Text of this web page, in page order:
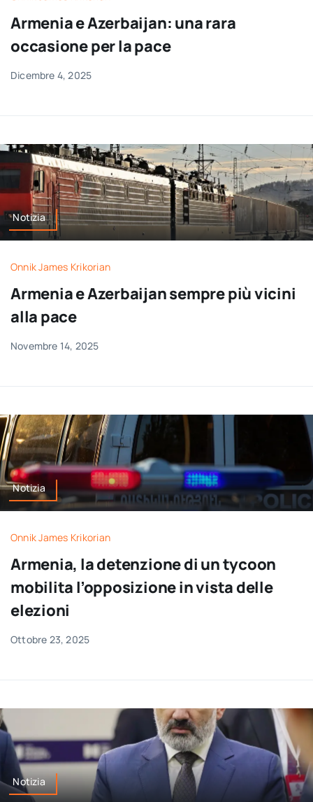
Newsletter
Armenia e Azerbaijan: una rara
occasione per la pace
Dicembre 4, 2025
Notizia
Onnik James Krikorian
Armenia e Azerbaijan sempre più vicini
alla pace
Novembre 14, 2025
Notizia
Onnik James Krikorian
Armenia, la detenzione di un tycoon
mobilita l’opposizione in vista delle
elezioni
Ottobre 23, 2025
Notizia